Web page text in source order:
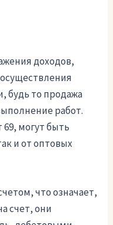
доходов,
будь то продажа
работ.
могут быть
и от оптовых
что означает,
счет, они